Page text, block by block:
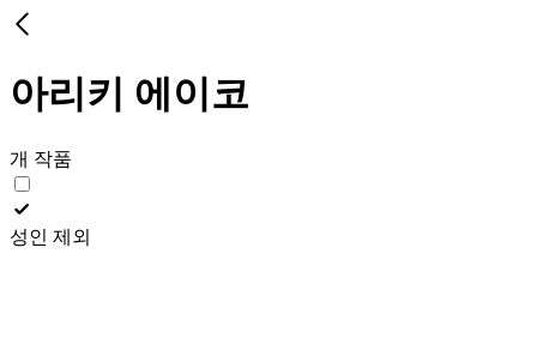
아리키 에이코
개 작품
성인 제외